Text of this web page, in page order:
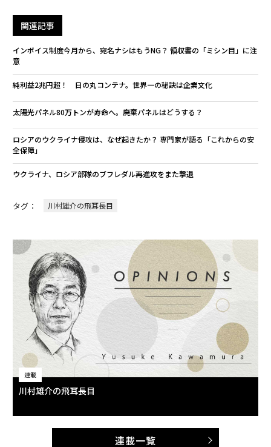
関連記事
インボイス制度今月から、宛名ナシはもうNG？ 領収書の「ミシン目」に注
意
純利益2兆円超！ 日の丸コンテナ。世界一の秘訣は企業文化
太陽光パネル80万トンが寿命へ。廃棄パネルはどうする？
ロシアのウクライナ侵攻は、なぜ起きたか？ 専門家が語る「これからの安
全保障」
ウクライナ、ロシア部隊のブフレダル再進攻をまた撃退
タグ： 川村雄介の飛耳長目
連載
川村雄介の飛耳長目
連載一覧